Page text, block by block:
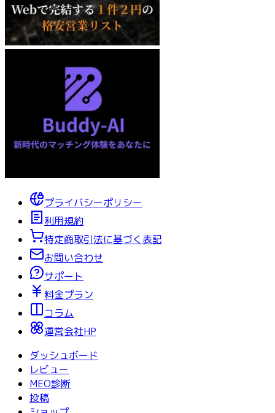
プライバシーポリシー
利用規約
特定商取引法に基づく表記
お問い合わせ
サポート
料金プラン
コラム
運営会社HP
ダッシュボード
レビュー
MEO診断
投稿